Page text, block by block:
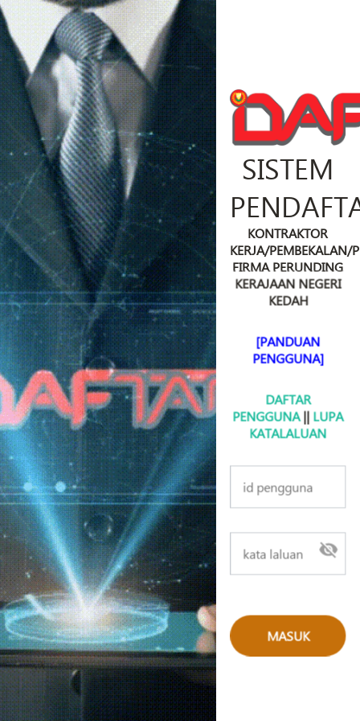
SISTEM
KONTRAKTOR
KERJA/PEMBEKALAN/
FIRMA PERUNDING
KERAJAAN NEGERI
KEDAH
[PANDUAN
PENGGUNA]
DAFTAR
PENGGUNA|| LUPA
KATALALUAN